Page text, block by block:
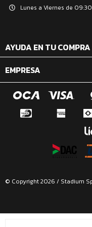
Lunes a Viernes de
AYUDA EN TU COMPRA
EMPRESA
© Copyright 2026 / Stadium